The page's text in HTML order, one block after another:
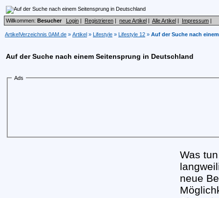
Willkommen: Besucher Login | Registrieren | neue Artikel | Alle Artikel | Impressum |
ArtikelVerzeichnis 0AM.de » Artikel » Lifestyle » Lifestyle 12 » Auf der Suche nach
Auf der Suche nach einem Seitensprung in Deutschland
Ads
Was
neue